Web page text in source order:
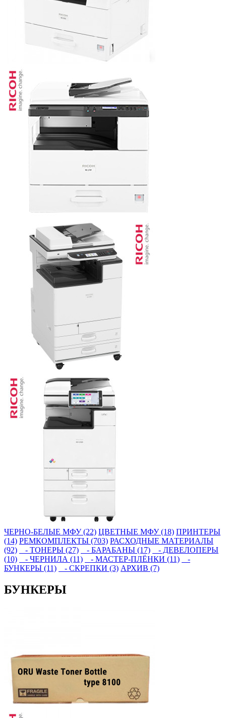
ЧЕРНО-БЕЛЫЕ МФУ (22) ЦВЕТНЫЕ МФУ (18) ПРИНТЕРЫ
(14) РЕМКОМПЛЕКТЫ (703) РАСХОДНЫЕ МАТЕРИАЛЫ
(92)
- ТОНЕРЫ (27) - БАРАБАНЫ (17)
- ДЕВЕЛОПЕРЫ
(10)
- ЧЕРНИЛА (11) - МАСТЕР-ПЛЁНКИ (11)
-
БУНКЕРЫ (11)
- СКРЕПКИ (3) АРХИВ (7)
БУНКЕРЫ